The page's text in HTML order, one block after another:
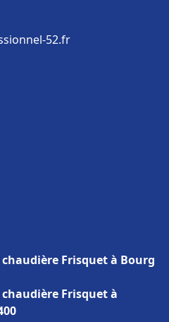
52.fr
Frisquet à Bourg
Frisquet à